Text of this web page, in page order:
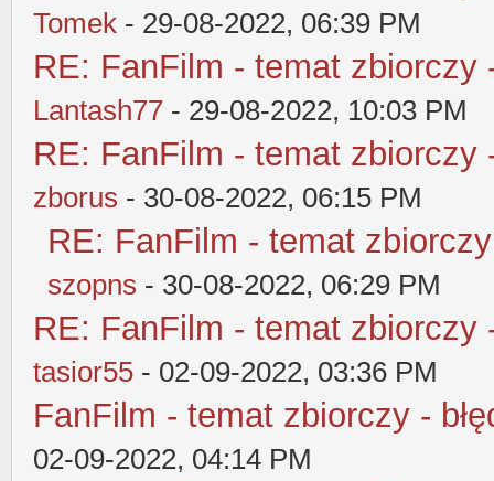
Tomek - 29-08-2022, 06:39 PM
RE: FanFilm - temat zbiorczy
Lantash77 - 29-08-2022, 10:03 PM
RE: FanFilm - temat zbiorczy
zborus - 30-08-2022, 06:15 PM
RE: FanFilm - temat
szopns - 30-08-2022, 06:29 PM
RE: FanFilm - temat zbiorczy
tasior55 - 02-09-2022, 03:36 PM
FanFilm - temat zbiorczy -
02-09-2022, 04:14 PM